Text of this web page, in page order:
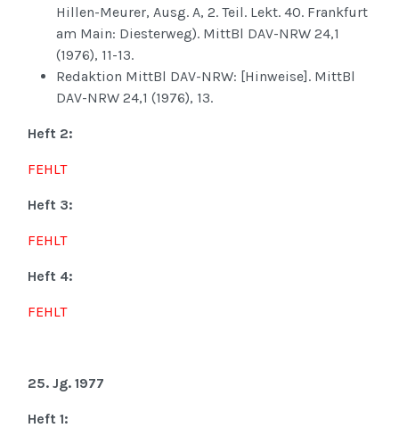
Hillen-Meurer, Ausg. A, 2. Teil. Lekt. 40. Frankfurt
am Main: Diesterweg). MittBl DAV-NRW 24,1
(1976), 11-13.
Redaktion MittBl DAV-NRW: [Hinweise]. MittBl
DAV-NRW 24,1 (1976), 13.
Heft 2:
FEHLT
Heft 3:
FEHLT
Heft 4:
FEHLT
25. Jg. 1977
Heft 1: